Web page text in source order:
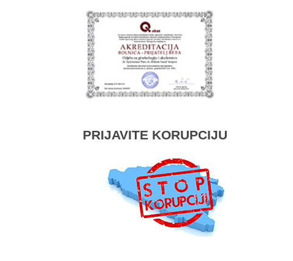
PRIJAVITE KORUPCIJU